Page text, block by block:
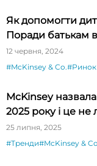
Як допомогти
Поради батькам
12 червня, 2024
#McKinsey & Co.#Ринок
McKinsey назвала
2025 року і це
25 липня, 2025
#Тренди#McKinsey &